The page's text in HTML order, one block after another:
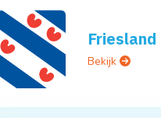
Friesland
Bekijk